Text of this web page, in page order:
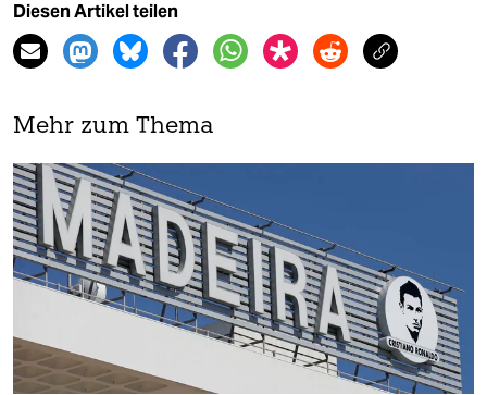
Diesen Artikel teilen
Mehr zum Thema